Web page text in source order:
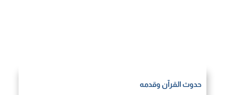
حدوث القرآن وقدمه